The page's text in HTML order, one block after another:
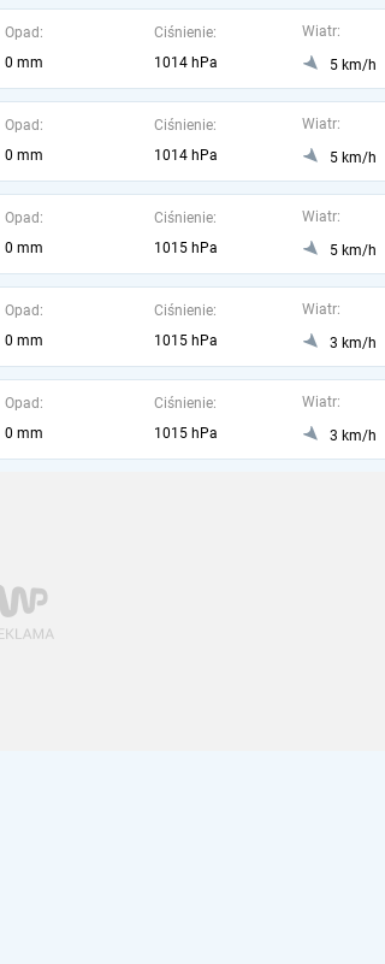
Opad:
0 mm
Ciśnienie:
1014 hPa
Wiatr:
5 km/h
Opad:
0 mm
Ciśnienie:
1014 hPa
Wiatr:
5 km/h
Opad:
0 mm
Ciśnienie:
1015 hPa
Wiatr:
5 km/h
Opad:
0 mm
Ciśnienie:
1015 hPa
Wiatr:
3 km/h
Opad:
0 mm
Ciśnienie:
1015 hPa
Wiatr:
3 km/h